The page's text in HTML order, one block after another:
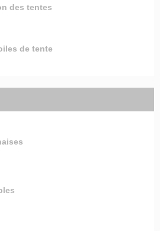
des tentes
de tente